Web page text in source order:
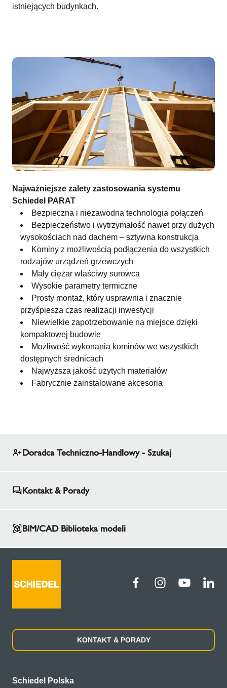
istniejących budynkach.
Najważniejsze zalety zastosowania systemu
Schiedel PARAT
Bezpieczna i niezawodna technologia połączeń
Bezpieczeństwo i wytrzymałość nawet przy dużych
wysokościach nad dachem – sztywna konstrukcja
Kominy z możliwością podłączenia do wszystkich
rodzajów urządzeń grzewczych
Mały ciężar właściwy surowca
Wysokie parametry termiczne
Prosty montaż, który usprawnia i znacznie
przyśpiesza czas realizacji inwestycji
Niewielkie zapotrzebowanie na miejsce dzięki
kompaktowej budowie
Możliwość wykonania kominów we wszystkich
dostępnych średnicach
Najwyższa jakość użytych materiałów
Fabrycznie zainstalowane akcesoria
Doradca Techniczno-Handlowy - Szukaj
Kontakt & Porady
BIM/CAD Biblioteka modeli
KONTAKT & PORADY
Schiedel Polska